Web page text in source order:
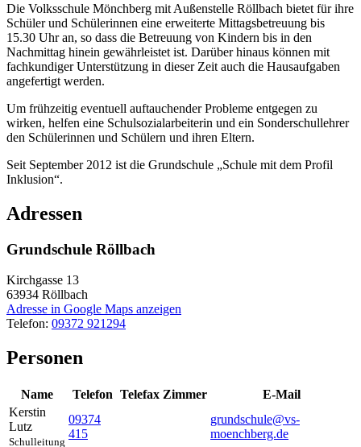
Die Volksschule Mönchberg mit Außenstelle Röllbach bietet für ihre
Schüler und Schülerinnen eine erweiterte Mittagsbetreuung bis
15.30 Uhr an, so dass die Betreuung von Kindern bis in den
Nachmittag hinein gewährleistet ist. Darüber hinaus können mit
fachkundiger Unterstützung in dieser Zeit auch die Hausaufgaben
angefertigt werden.
Um frühzeitig eventuell auftauchender Probleme entgegen zu
wirken, helfen eine Schulsozialarbeiterin und ein Sonderschullehrer
den Schülerinnen und Schülern und ihren Eltern.
Seit September 2012 ist die Grundschule „Schule mit dem Profil
Inklusion“.
Adressen
Grundschule Röllbach
Kirchgasse 13
63934 Röllbach
Adresse in Google Maps anzeigen
Telefon: 09372 921294
Personen
Name Telefon Telefax Zimmer
E-Mail
Kerstin
Lutz
Schulleitung
09374
415
grundschule@vs-
moenchberg.de